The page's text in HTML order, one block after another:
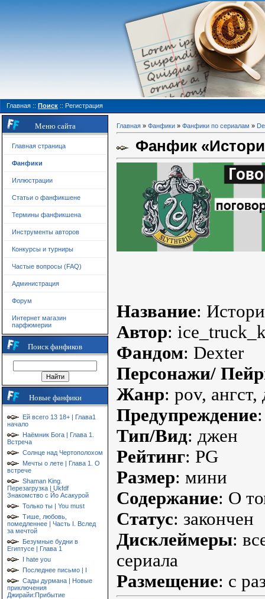
Главная :: Поиск :: Регистрация
Меню сайта
Главная страница
Фанфики
Иллюстрации
Статьи о фанфикшене
Термины фанфикшена
Инструменты авторов
Конкурсы и турниры
Частые вопросы (FAQ)
Администрация
Форум
Интернет магазин
парфюмерии
Поиск фанфиков
Новые фанфики
Ей всего 13 18+ | Глава1
начало
Наёмник Бога | Глава 1.
Встреча
Солнце над Чертополохом
Мечты о лете | Глава 1. О
встрече
Shaman King.
Перезагрузка | Ukfdf
Знакомство с Йо Асакурой
Только ты | You must
Тише, любовь,
помедленнее | Часть I. Вслед
за мечтой
Безумные будни в
Египтусе | Глава 1
I hate you
Последнее письмо | I
Сады дурмана | Новые
приключения
Джирайи:Прибытие
Главная » Фанфики » Фанфики по сериалам »
Фанфик
Название:
Автор:
Фандом: Dexter
Персонажи/
Жанр: pov, ангст,
Предупреждение
Тип/Вид: джен
Рейтинг: PG
Размер: мини
Содержание: О
Статус: закончен
Дисклеймеры:
сериала
Размещение: с